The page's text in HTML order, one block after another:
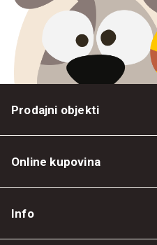
Prodajni objekti
Online kupovina
Info